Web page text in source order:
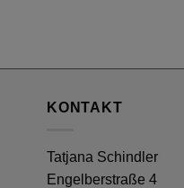
KONTAKT
Tatjana Schindler
Engelberstraße 4